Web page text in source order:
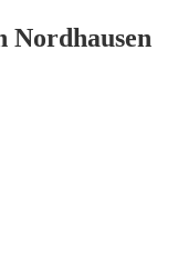
Nordhausen